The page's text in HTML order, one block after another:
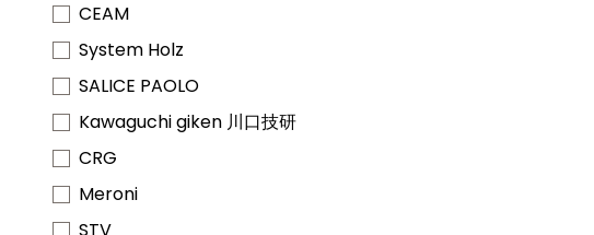
CEAM
System Holz
SALICE PAOLO
Kawaguchi giken 川口技研
CRG
Meroni